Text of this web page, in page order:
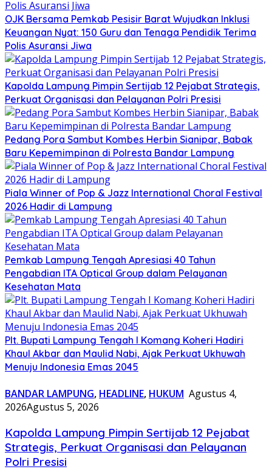
OJK Bersama Pemkab Pesisir Barat Wujudkan Inklusi
Keuangan Nyat: 150 Guru dan Tenaga Pendidik Terima
Polis Asuransi Jiwa
Kapolda Lampung Pimpin Sertijab 12 Pejabat Strategis,
Perkuat Organisasi dan Pelayanan Polri Presisi
Pedang Pora Sambut Kombes Herbin Sianipar, Babak
Baru Kepemimpinan di Polresta Bandar Lampung
Piala Winner of Pop & Jazz International Choral Festival
2026 Hadir di Lampung
Pemkab Lampung Tengah Apresiasi 40 Tahun
Pengabdian ITA Optical Group dalam Pelayanan
Kesehatan Mata
Plt. Bupati Lampung Tengah I Komang Koheri Hadiri
Khaul Akbar dan Maulid Nabi, Ajak Perkuat Ukhuwah
Menuju Indonesia Emas 2045
BANDAR LAMPUNG, HEADLINE, HUKUM Agustus 4,
2026Agustus 5, 2026
Kapolda Lampung Pimpin Sertijab 12 Pejabat
Strategis, Perkuat Organisasi dan Pelayanan
Polri Presisi